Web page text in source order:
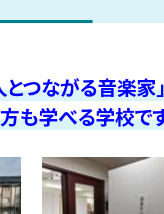
つながる音楽家
方も学べる学校で